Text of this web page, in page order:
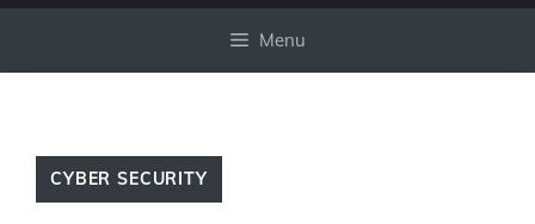
Menu
CYBER SECURITY